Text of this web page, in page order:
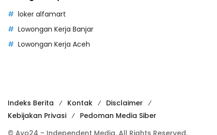
loker alfamart
Lowongan Kerja Banjar
Lowongan Kerja Aceh
Indeks Berita Kontak
Disclaimer
Kebijakan Privasi
Pedoman Media Siber
© Ayo24 – Independent Media. All Rights Reserved.